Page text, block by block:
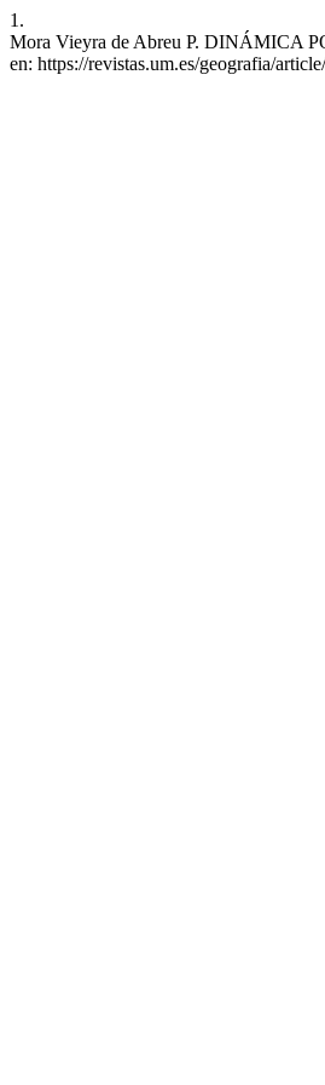
1.
Mora Vieyra de Abreu P. DINÁMICA
en: https://revistas.um.es/geografia/